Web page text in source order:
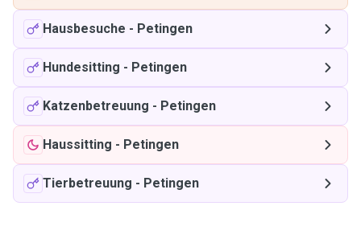
Hausbesuche - Petingen
Hundesitting - Petingen
Katzenbetreuung - Petingen
Haussitting - Petingen
Tierbetreuung - Petingen